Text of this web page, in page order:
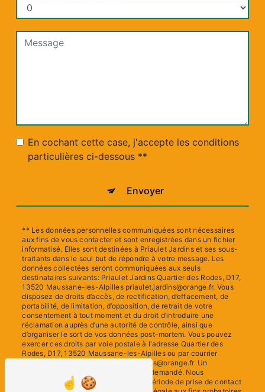
En cochant cette case, j'accepte les conditions
particulières ci-dessous **
Envoyer
** Les données personnelles communiquées sont nécessaires
aux fins de vous contacter et sont enregistrées dans un fichier
informatisé. Elles sont destinées à Priaulet Jardins et ses sous-
traitants dans le seul but de répondre à votre message. Les
données collectées seront communiquées aux seuls
destinataires suivants: Priaulet Jardins Quartier des Rodes, D17,
13520 Maussane-les-Alpilles priaulet.jardins@orange.fr. Vous
disposez de droits d’accès, de rectification, d’effacement, de
portabilité, de limitation, d’opposition, de retrait de votre
consentement à tout moment et du droit d’introduire une
réclamation auprès d’une autorité de contrôle, ainsi que
d’organiser le sort de vos données post-mortem. Vous pouvez
exercer ces droits par voie postale à l'adresse Quartier des
Rodes, D17, 13520 Maussane-les-Alpilles ou par courrier
électronique à l'adresse priaulet.jardins@orange.fr. Un
justificatif d'identité pourra vous être demandé. Nous
conservons vos données pendant la période de prise de contact